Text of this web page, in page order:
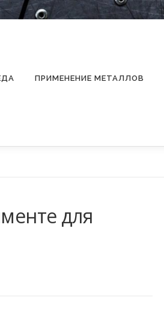
ПРИМЕНЕНИЕ МЕТАЛЛОВ
для